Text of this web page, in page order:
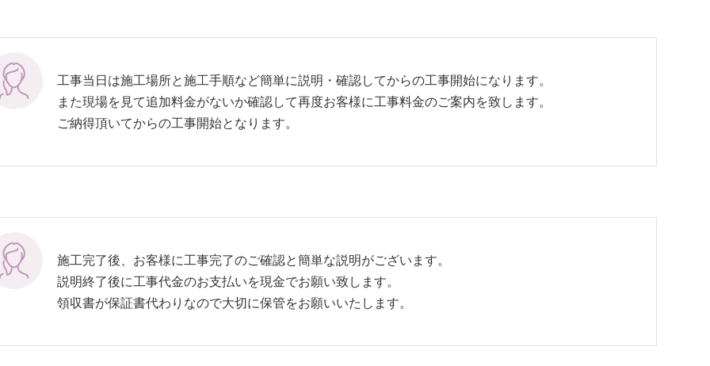
工事当日は施工場所と施工手順など簡単に説明・確認してからの工事開始になります。
また現場を見て追加料金がないか確認して再度お客様に工事料金のご案内を致します。
ご納得頂いてからの工事開始となります。
施工完了後、お客様に工事完了のご確認と簡単な説明がございます。
説明終了後に工事代金のお支払いを現金でお願い致します。
領収書が保証書代わりなので大切に保管をお願いいたします。